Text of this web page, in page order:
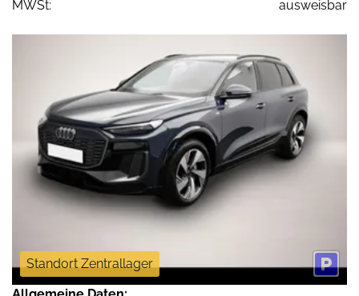
MWSt:
ausweisbar
Standort Zentrallager